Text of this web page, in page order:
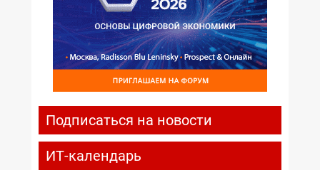
Подписаться на новости
ИТ-календарь